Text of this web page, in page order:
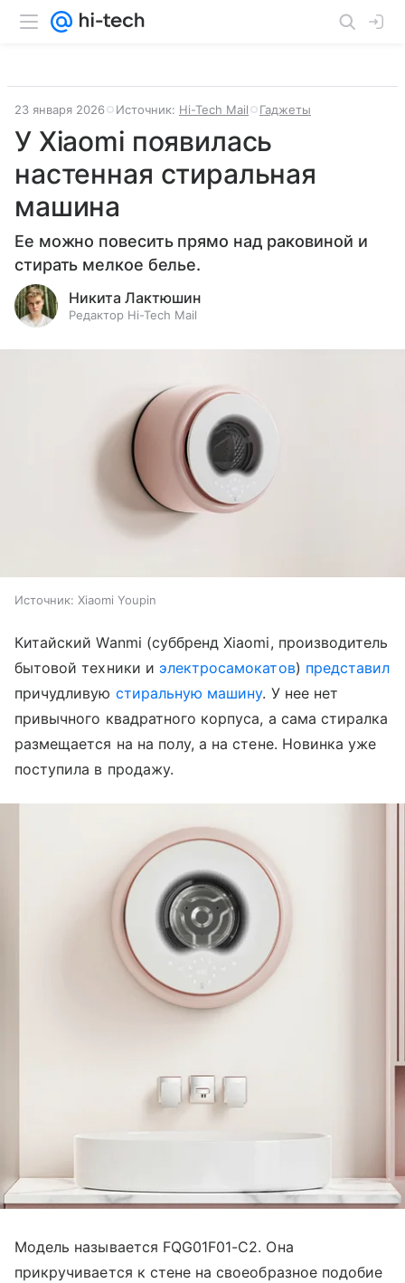
23 января 2026 Источник: Hi-Tech Mail Гаджеты
У Xiaomi появилась
настенная стиральная
машина
Ее можно повесить прямо над раковиной и
стирать мелкое белье.
Никита Лактюшин
Редактор Hi-Tech Mail
Источник: Xiaomi Youpin
Китайский Wanmi (суббренд Xiaomi, производитель
бытовой техники и электросамокатов) представил
причудливую стиральную машину. У нее нет
привычного квадратного корпуса, а сама стиралка
размещается на на полу, а на стене. Новинка уже
поступила в продажу.
Модель называется FQG01F01-C2. Она
прикручивается к стене на своеобразное подобие